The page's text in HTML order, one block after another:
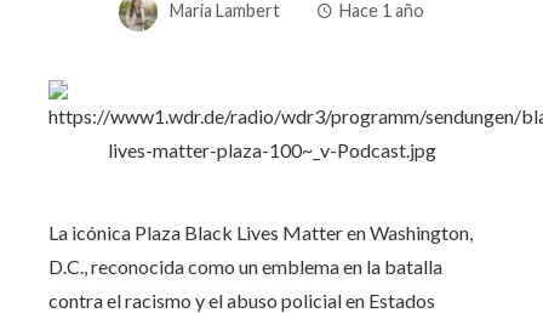
Maria Lambert Hace 1 año
La icónica Plaza Black Lives Matter en Washington,
D.C., reconocida como un emblema en la batalla
contra el racismo y el abuso policial en Estados